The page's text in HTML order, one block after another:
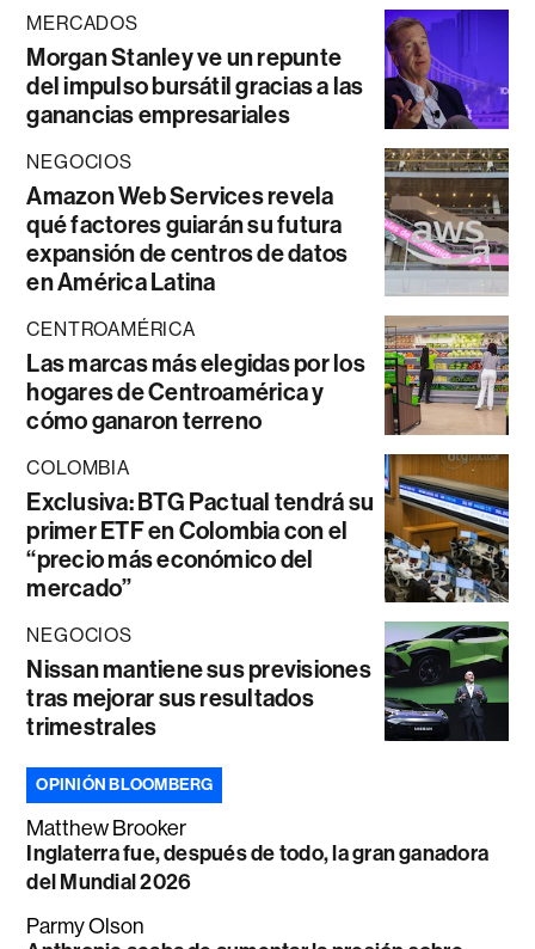
MERCADOS
Morgan Stanley ve un repunte
del impulso bursátil gracias a las
ganancias empresariales
NEGOCIOS
Amazon Web Services revela
qué factores guiarán su futura
expansión de centros de datos
en América Latina
CENTROAMÉRICA
Las marcas más elegidas por los
hogares de Centroamérica y
cómo ganaron terreno
COLOMBIA
Exclusiva: BTG Pactual tendrá su
primer ETF en Colombia con el
“precio más económico del
mercado”
NEGOCIOS
Nissan mantiene sus previsiones
tras mejorar sus resultados
trimestrales
OPINIÓN BLOOMBERG
Matthew Brooker
Inglaterra fue, después de todo, la gran ganadora
del Mundial 2026
Parmy Olson